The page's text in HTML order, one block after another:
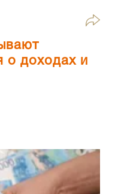
о доходах и